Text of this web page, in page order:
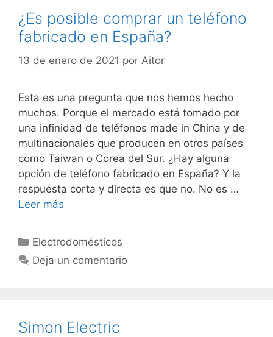
¿Es posible comprar un teléfono
fabricado en España?
13 de enero de 2021 por Aitor
Esta es una pregunta que nos hemos hecho
muchos. Porque el mercado está tomado por
una infinidad de teléfonos made in China y de
multinacionales que producen en otros países
como Taiwan o Corea del Sur. ¿Hay alguna
opción de teléfono fabricado en España? Y la
respuesta corta y directa es que no. No es …
Leer más
Categorías
Electrodomésticos
Deja un comentario
Simon Electric